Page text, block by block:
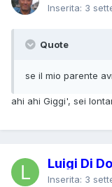
Inserita: 3
Quote
se il mio parente
ahi ahi Giggi', sei
Luigi Di
Inserita: 3